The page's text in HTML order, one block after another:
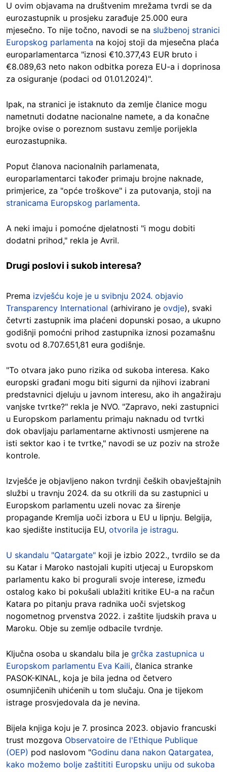
U ovim objavama na društvenim mrežama tvrdi se da
eurozastupnik u prosjeku zarađuje 25.000 eura
mjesečno. To nije točno, navodi se na službenoj stranici
Europskog parlamenta na kojoj stoji da mjesečna plaća
europarlamentarca "iznosi €10.377,43 EUR bruto i
€8.089,63 neto nakon odbitka poreza EU-a i doprinosa
za osiguranje (podaci od 01.01.2024)".
Ipak, na stranici je istaknuto da zemlje članice mogu
nametnuti dodatne nacionalne namete, a da konačne
brojke ovise o poreznom sustavu zemlje porijekla
eurozastupnika.
Poput članova nacionalnih parlamenata,
europarlamentarci također primaju brojne naknade,
primjerice, za "opće troškove" i za putovanja, stoji na
stranicama Europskog parlamenta.
A neki imaju i pomoćne djelatnosti "i mogu dobiti
dodatni prihod," rekla je Avril.
Drugi poslovi i sukob interesa?
Prema izvješću koje je u svibnju 2024. objavio
Transparency International (arhivirano je ovdje), svaki
četvrti zastupnik ima plaćeni dopunski posao, a ukupno
godišnji pomoćni prihod zastupnika iznosi pozamašnu
svotu od 8.707.651,81 eura godišnje.
"To otvara jako puno rizika od sukoba interesa. Kako
europski građani mogu biti sigurni da njihovi izabrani
predstavnici djeluju u javnom interesu, ako ih angažiraju
vanjske tvrtke?" rekla je NVO. "Zapravo, neki zastupnici
u Europskom parlamentu primaju naknadu od tvrtki
dok obavljaju parlamentarne aktivnosti usmjerene na
isti sektor kao i te tvrtke," navodi se uz poziv na strože
kontrole.
Izvješće je objavljeno nakon tvrdnji čeških obavještajnih
službi u travnju 2024. da su otkrili da su zastupnici u
Europskom parlamentu uzeli novac za širenje
propagande Kremlja uoči izbora u EU u lipnju. Belgija,
kao sjedište institucija EU, otvorila je istragu.
U skandalu "Qatargate" koji je izbio 2022., tvrdilo se da
su Katar i Maroko nastojali kupiti utjecaj u Europskom
parlamentu kako bi progurali svoje interese, između
ostalog kako bi pokušali ublažiti kritike EU-a na račun
Katara po pitanju prava radnika uoči svjetskog
nogometnog prvenstva 2022. i zaštite ljudskih prava u
Maroku. Obje su zemlje odbacile tvrdnje.
Ključna osoba u skandalu bila je grčka zastupnica u
Europskom parlamentu Eva Kaili, članica stranke
PASOK-KINAL, koja je bila jedna od četvero
osumnjičenih uhićenih u tom slučaju. Ona je tijekom
istrage prosvjedovala da je nevina.
Bijela knjiga koju je 7. prosinca 2023. objavio francuski
trust mozgova Observatoire de l'Ethique Publique
(OEP) pod naslovom "Godinu dana nakon Qatargatea,
kako možemo bolje zaštititi Europsku uniju od sukoba